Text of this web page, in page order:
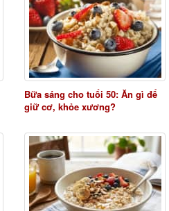
Bữa sáng cho tuổi 50: Ăn gì để
giữ cơ, khỏe xương?